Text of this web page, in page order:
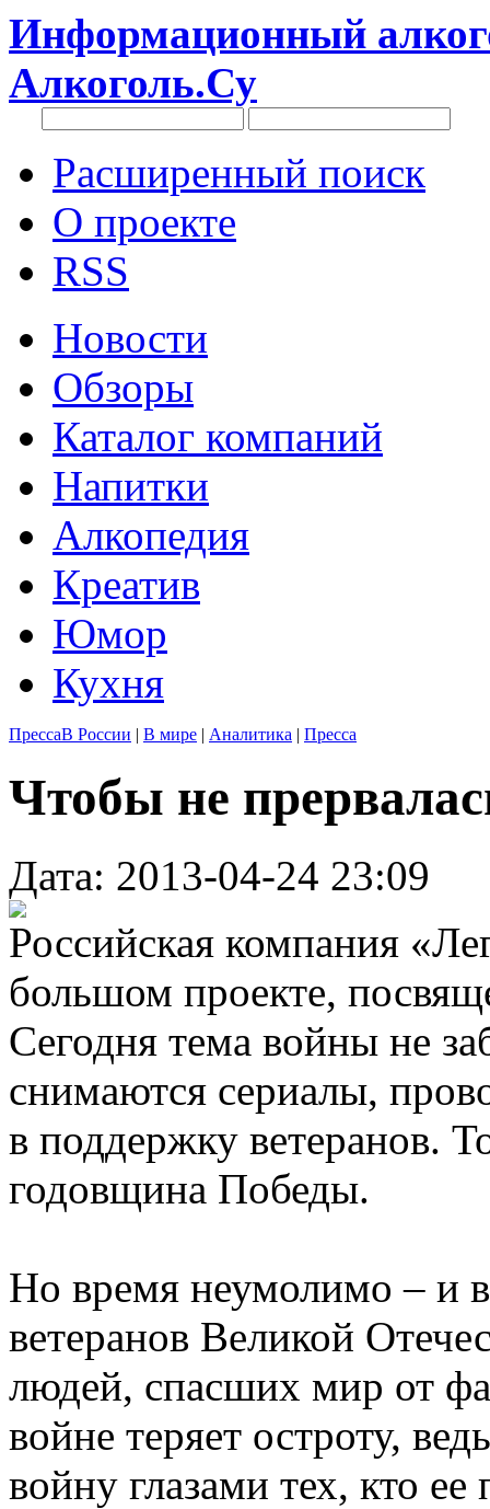
Информационный
Алкоголь.Су
Расширенный поиск
О проекте
RSS
Новости
Обзоры
Каталог компаний
Напитки
Алкопедия
Креатив
Юмор
Кухня
ПрессаВ России | В мире | Аналитика | Пресса
Чтобы не
Дата: 2013-04-24 23:09
Российская компания
большом проекте,
Сегодня тема войны не
снимаются сериалы,
в поддержку ветеранов.
годовщина Победы.
Но время неумолимо – и
ветеранов Великой
людей, спасших мир от
войне теряет остроту,
войну глазами тех, кто